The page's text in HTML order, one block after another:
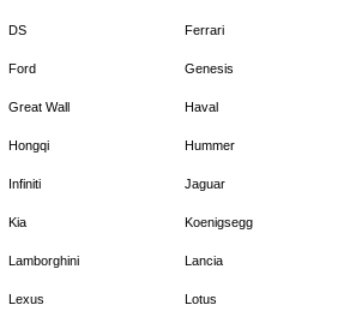
DS Ferrari
Ford Genesis
Great Wall Haval
Hongqi Hummer
Infiniti Jaguar
Kia Koenigsegg
Lamborghini Lancia
Lexus Lotus